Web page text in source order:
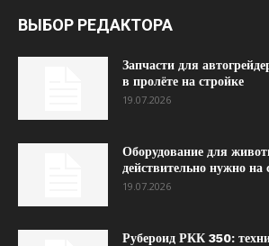
ВЫБОР РЕДАКТОРА
Запчасти для
в пролёте на стройке
19.07.2026
Оборудование для
действительно нужно
19.07.2026
Рубероид РКК 350: